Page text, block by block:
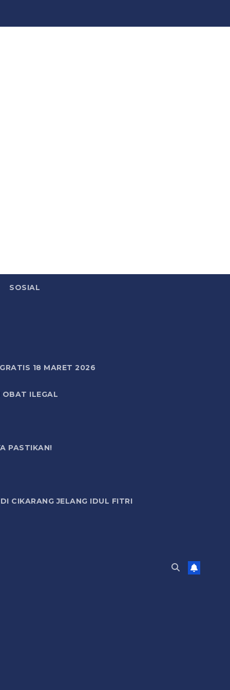
SOSIAL
18 MARET 2026
OBAT ILEGAL
PASTIKAN!
CIKARANG JELANG IDUL FITRI